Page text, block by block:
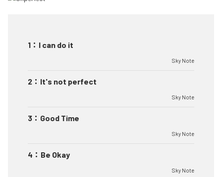
1 ： I can do it
Sky Note
2 ： It's not perfect
Sky Note
3 ： Good Time
Sky Note
4 ： Be Okay
Sky Note